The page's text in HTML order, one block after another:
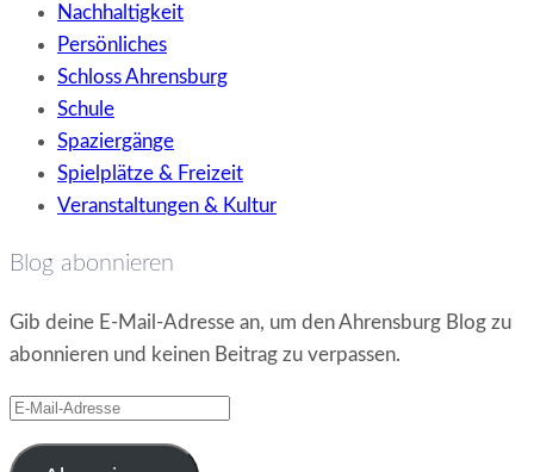
Nachhaltigkeit
Persönliches
Schloss Ahrensburg
Schule
Spaziergänge
Spielplätze & Freizeit
Veranstaltungen & Kultur
Blog abonnieren
Gib deine E-Mail-Adresse an, um den Ahrensburg Blog zu
abonnieren und keinen Beitrag zu verpassen.
E-